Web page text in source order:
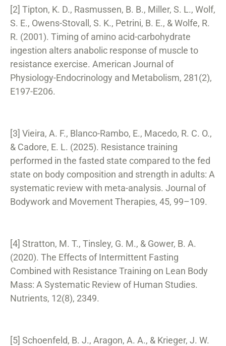
[2] Tipton, K. D., Rasmussen, B. B., Miller, S. L., Wolf,
S. E., Owens-Stovall, S. K., Petrini, B. E., & Wolfe, R.
R. (2001). Timing of amino acid-carbohydrate
ingestion alters anabolic response of muscle to
resistance exercise. American Journal of
Physiology-Endocrinology and Metabolism, 281(2),
E197-E206.
[3] Vieira, A. F., Blanco-Rambo, E., Macedo, R. C. O.,
& Cadore, E. L. (2025). Resistance training
performed in the fasted state compared to the fed
state on body composition and strength in adults: A
systematic review with meta-analysis. Journal of
Bodywork and Movement Therapies, 45, 99–109.
[4] Stratton, M. T., Tinsley, G. M., & Gower, B. A.
(2020). The Effects of Intermittent Fasting
Combined with Resistance Training on Lean Body
Mass: A Systematic Review of Human Studies.
Nutrients, 12(8), 2349.
[5] Schoenfeld, B. J., Aragon, A. A., & Krieger, J. W.